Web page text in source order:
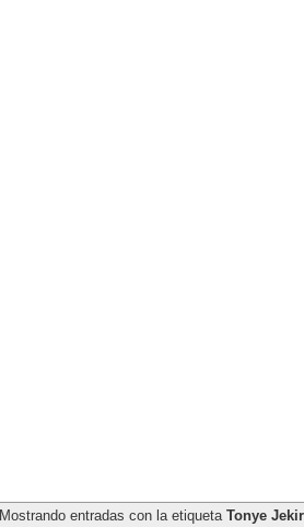
Mostrando entradas con la etiquetaTonye